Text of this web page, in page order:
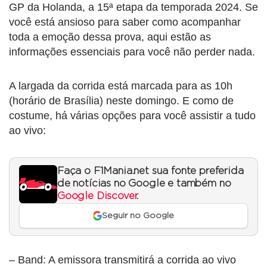
GP da Holanda, a 15ª etapa da temporada 2024. Se
você está ansioso para saber como acompanhar
toda a emoção dessa prova, aqui estão as
informações essenciais para você não perder nada.
A largada da corrida está marcada para as 10h
(horário de Brasília) neste domingo. E como de
costume, há várias opções para você assistir a tudo
ao vivo:
Faça o F1Mania.net sua fonte preferida
de notícias no Google e também no
Google Discover.
Seguir no Google
– Band: A emissora transmitirá a corrida ao vivo